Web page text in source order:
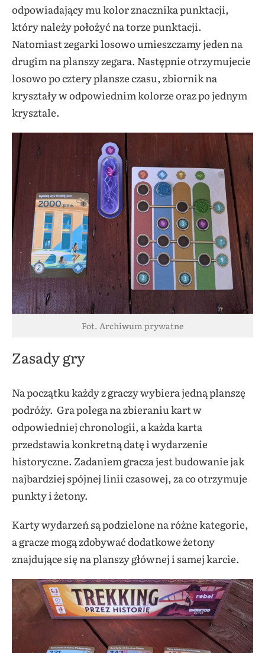
odpowiadający mu kolor znacznika punktacji,
który należy położyć na torze punktacji.
Natomiast zegarki losowo umieszczamy jeden na
drugim na planszy zegara. Następnie otrzymujecie
losowo po cztery plansze czasu, zbiornik na
kryształy w odpowiednim kolorze oraz po jednym
krysztale.
Fot. Archiwum prywatne
Zasady gry
Na początku każdy z graczy wybiera jedną planszę
podróży. Gra polega na zbieraniu kart w
odpowiedniej chronologii, a każda karta
przedstawia konkretną datę i wydarzenie
historyczne. Zadaniem gracza jest budowanie jak
najbardziej spójnej linii czasowej, za co otrzymuje
punkty i żetony.
Karty wydarzeń są podzielone na różne kategorie,
a gracze mogą zdobywać dodatkowe żetony
znajdujące się na planszy głównej i samej karcie.